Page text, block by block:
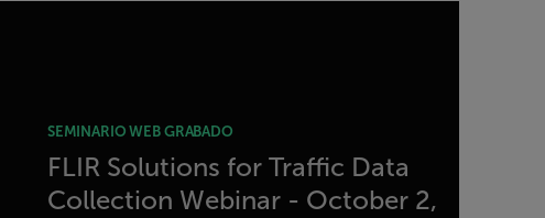
SEMINARIO WEB GRABADO
FLIR Solutions for Traffic Data
Collection Webinar - October 2,